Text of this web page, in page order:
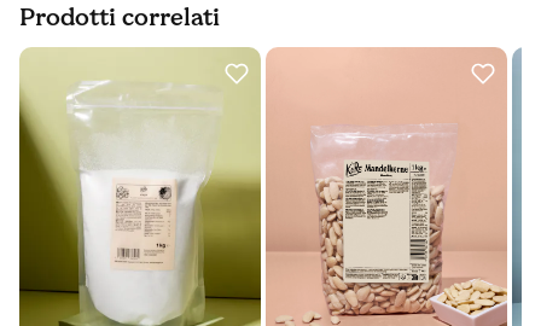
Prodotti correlati
Slider prodotto